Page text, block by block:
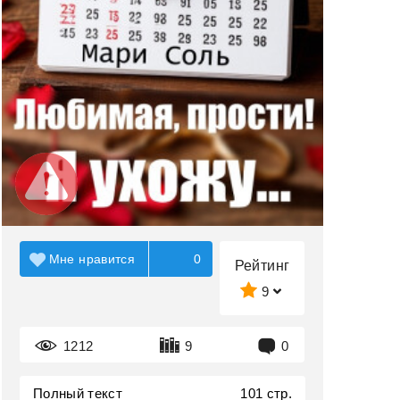
Рейтинг
9
1212 9 0
Мне нравится 0
Полный текст 101 стр.